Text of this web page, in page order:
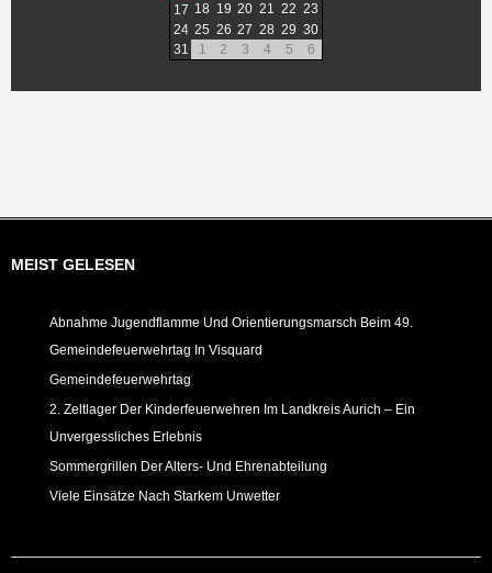
17 18 19 20 21 22 23
24 25 26 27 28 29 30
31
1 2 3 4 5 6
MEIST GELESEN
Abnahme Jugendflamme Und Orientierungsmarsch Beim 49.
Gemeindefeuerwehrtag In Visquard
Gemeindefeuerwehrtag
2. Zeltlager Der Kinderfeuerwehren Im Landkreis Aurich – Ein
Unvergessliches Erlebnis
Sommergrillen Der Alters- Und Ehrenabteilung
Viele Einsätze Nach Starkem Unwetter